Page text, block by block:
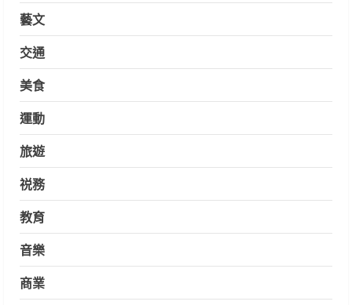
藝文
交通
美食
運動
旅遊
祱務
教育
音樂
商業